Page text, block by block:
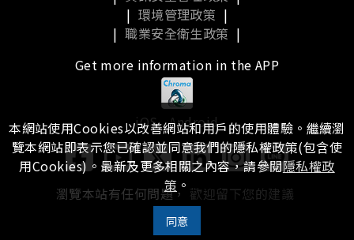
| 環境管理政策 |
| 職業安全衛生政策 |
Get more information in the APP
iOS Android
瀏覽本站有任何問題， 歡迎留下您的建議
本網站使用Cookies以改善網站和用戶的使用體驗。繼續瀏
覽本網站即表示您已確認並同意我們的隱私權政策(包含使
用Cookies)。最新及更多相關之內容，請參閱隱私權政
策 。
同意